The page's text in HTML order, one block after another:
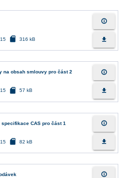
sd_card 316 kB
info_outline
file_download
na obsah smlouvy pro část 2
sd_card 57 kB
info_outline
file_download
CAS pro část 1
sd_card 82 kB
info_outline
file_download
info_outline